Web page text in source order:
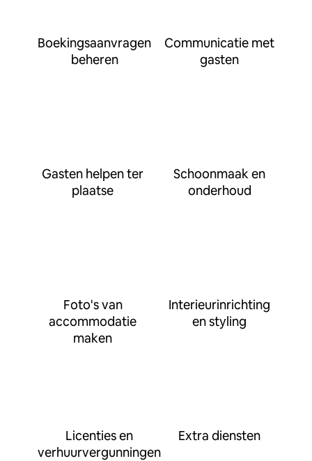
Boekingsaanvragen
beheren
Communicatie met
gasten
Gasten helpen ter
plaatse
Schoonmaak en
onderhoud
Foto's van
accommodatie
maken
Interieurinrichting
en styling
Licenties en
verhuurvergunningen
Extra diensten